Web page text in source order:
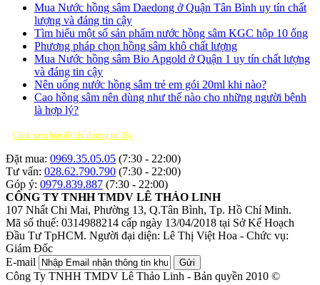
Mua Nước hồng sâm Daedong ở Quận Tân Bình uy tín chất
lượng và đáng tin cậy
Tìm hiểu một số sản phẩm nước hồng sâm KGC hộp 10 ống
Phương pháp chọn hồng sâm khô chất lượng
Mua Nước hồng sâm Bio Apgold ở Quận 1 uy tín chất lượng
và đáng tin cậy
Nên uống nước hồng sâm trẻ em gói 20ml khi nào?
Cao hồng sâm nên dùng như thế nào cho những người bệnh
là hợp lý?
Click xem bản đồ chỉ đường tại đây
Đặt mua: 0969.35.05.05 (7:30 - 22:00)
Tư vấn: 028.62.790.790 (7:30 - 22:00)
Góp ý: 0979.839.887 (7:30 - 22:00)
CÔNG TY TNHH TMDV LÊ THẢO LINH
107 Nhất Chi Mai, Phường 13, Q.Tân Bình, Tp. Hồ Chí Minh.
Mã số thuế: 0314988214 cấp ngày 13/04/2018 tại Sở Kế Hoạch
Đầu Tư TpHCM. Người đại diện: Lê Thị Việt Hoa - Chức vụ:
Giám Đốc
E-mail
Gửi
Công Ty TNHH TMDV Lê Thảo Linh - Bản quyền 2010 ©